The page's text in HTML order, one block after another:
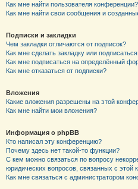
Как мне найти пользователя конференции?
Как мне найти свои сообщения и
Подписки и закладки
Чем закладки отличаются от подписок?
Как мне сделать закладку или
Как мне подписаться на определённый
Как мне отказаться от подписки?
Вложения
Какие вложения разрешены на этой
Как мне найти мои вложения?
Информация о phpBB
Кто написал эту конференцию?
Почему здесь нет такой-то функции?
С кем можно связаться по вопросу
юридических вопросов, связанных с этой
Как мне связаться с администратором